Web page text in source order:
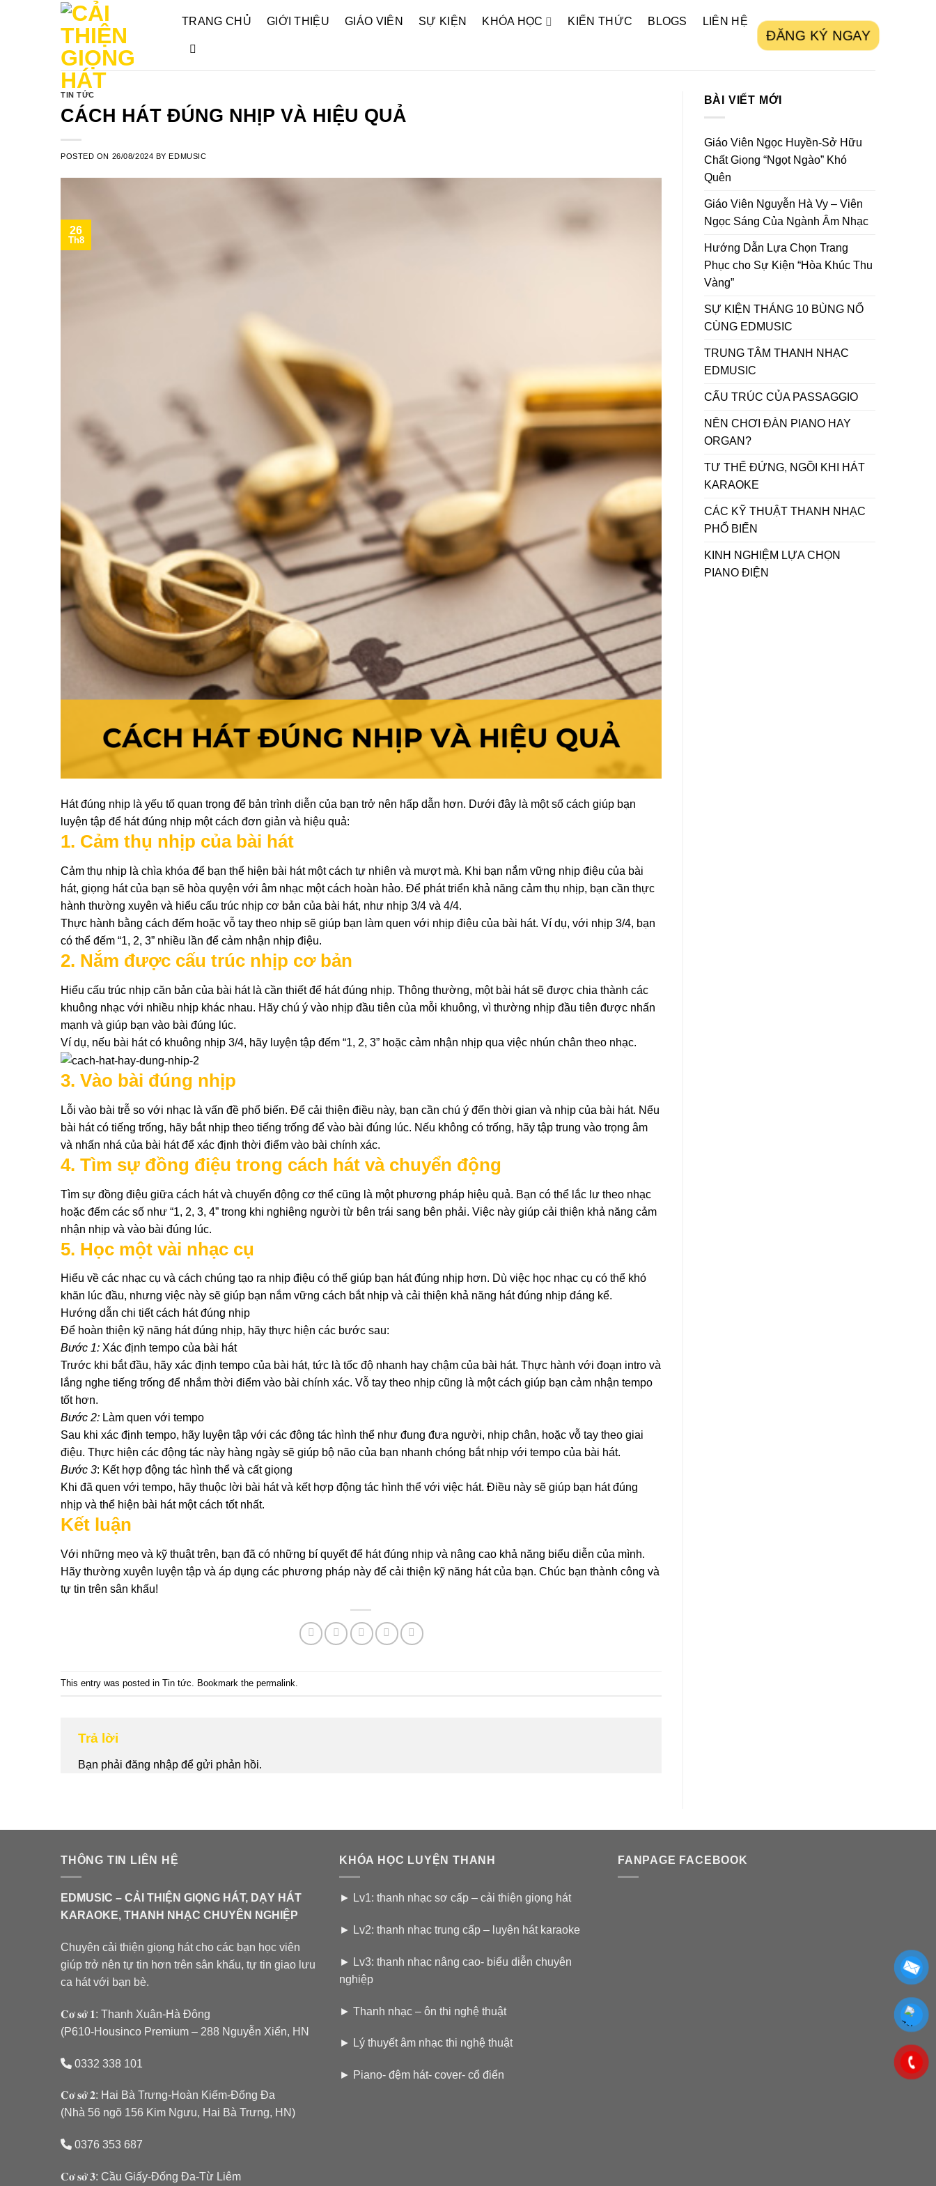
TRANG CHỦ GIỚI THIỆU GIÁO VIÊN SỰ KIỆN KHÓA HỌC KIẾN THỨC BLOGS LIÊN HỆ
ĐĂNG KÝ NGAY
TIN TỨC
CÁCH HÁT ĐÚNG NHỊP VÀ HIỆU QUẢ
POSTED ON 26/08/2024 BYEDMUSIC
26
Th8
Hát đúng nhịp là yếu tố quan trọng để bản trình diễn của bạn trở nên hấp dẫn hơn. Dưới đây là một số cách giúp bạn
luyện tập để hát đúng nhịp một cách đơn giản và hiệu quả:
1. Cảm thụ nhịp của bài hát
Cảm thụ nhịp là chìa khóa để bạn thể hiện bài hát một cách tự nhiên và mượt mà. Khi bạn nắm vững nhịp điệu của bài
hát, giọng hát của bạn sẽ hòa quyện với âm nhạc một cách hoàn hảo. Để phát triển khả năng cảm thụ nhịp, bạn cần thực
hành thường xuyên và hiểu cấu trúc nhịp cơ bản của bài hát, như nhịp 3/4 và 4/4.
Thực hành bằng cách đếm hoặc vỗ tay theo nhịp sẽ giúp bạn làm quen với nhịp điệu của bài hát. Ví dụ, với nhịp 3/4, bạn
có thể đếm “1, 2, 3” nhiều lần để cảm nhận nhịp điệu.
2. Nắm được cấu trúc nhịp cơ bản
Hiểu cấu trúc nhịp căn bản của bài hát là cần thiết để hát đúng nhịp. Thông thường, một bài hát sẽ được chia thành các
khuông nhạc với nhiều nhịp khác nhau. Hãy chú ý vào nhịp đầu tiên của mỗi khuông, vì thường nhịp đầu tiên được nhấn
mạnh và giúp bạn vào bài đúng lúc.
Ví dụ, nếu bài hát có khuông nhịp 3/4, hãy luyện tập đếm “1, 2, 3” hoặc cảm nhận nhịp qua việc nhún chân theo nhạc.
3. Vào bài đúng nhịp
Lỗi vào bài trễ so với nhạc là vấn đề phổ biến. Để cải thiện điều này, bạn cần chú ý đến thời gian và nhịp của bài hát. Nếu
bài hát có tiếng trống, hãy bắt nhịp theo tiếng trống để vào bài đúng lúc. Nếu không có trống, hãy tập trung vào trọng âm
và nhấn nhá của bài hát để xác định thời điểm vào bài chính xác.
4. Tìm sự đồng điệu trong cách hát và chuyển động
Tìm sự đồng điệu giữa cách hát và chuyển động cơ thể cũng là một phương pháp hiệu quả. Bạn có thể lắc lư theo nhạc
hoặc đếm các số như “1, 2, 3, 4” trong khi nghiêng người từ bên trái sang bên phải. Việc này giúp cải thiện khả năng cảm
nhận nhịp và vào bài đúng lúc.
5. Học một vài nhạc cụ
Hiểu về các nhạc cụ và cách chúng tạo ra nhịp điệu có thể giúp bạn hát đúng nhịp hơn. Dù việc học nhạc cụ có thể khó
khăn lúc đầu, nhưng việc này sẽ giúp bạn nắm vững cách bắt nhịp và cải thiện khả năng hát đúng nhịp đáng kể.
Hướng dẫn chi tiết cách hát đúng nhịp
Để hoàn thiện kỹ năng hát đúng nhịp, hãy thực hiện các bước sau:
Bước 1: Xác định tempo của bài hát
Trước khi bắt đầu, hãy xác định tempo của bài hát, tức là tốc độ nhanh hay chậm của bài hát. Thực hành với đoạn intro và
lắng nghe tiếng trống để nhắm thời điểm vào bài chính xác. Vỗ tay theo nhịp cũng là một cách giúp bạn cảm nhận tempo
tốt hơn.
Bước 2: Làm quen với tempo
Sau khi xác định tempo, hãy luyện tập với các động tác hình thể như đung đưa người, nhịp chân, hoặc vỗ tay theo giai
điệu. Thực hiện các động tác này hàng ngày sẽ giúp bộ não của bạn nhanh chóng bắt nhịp với tempo của bài hát.
Bước 3: Kết hợp động tác hình thể và cất giọng
Khi đã quen với tempo, hãy thuộc lời bài hát và kết hợp động tác hình thể với việc hát. Điều này sẽ giúp bạn hát đúng
nhịp và thể hiện bài hát một cách tốt nhất.
Kết luận
Với những mẹo và kỹ thuật trên, bạn đã có những bí quyết để hát đúng nhịp và nâng cao khả năng biểu diễn của mình.
Hãy thường xuyên luyện tập và áp dụng các phương pháp này để cải thiện kỹ năng hát của bạn. Chúc bạn thành công và
tự tin trên sân khấu!
This entry was posted in Tin tức . Bookmark the permalink
Trả lời
Bạn phải đăng nhập để gửi phản hồi.
BÀI VIẾT MỚI
Giáo Viên Ngọc Huyền-Sở Hữu
Chất Giọng “Ngọt Ngào” Khó
Quên
Giáo Viên Nguyễn Hà Vy – Viên
Ngọc Sáng Của Ngành Âm Nhạc
Hướng Dẫn Lựa Chọn Trang
Phục cho Sự Kiện “Hòa Khúc Thu
Vàng”
SỰ KIỆN THÁNG 10 BÙNG NỔ
CÙNG EDMUSIC
TRUNG TÂM THANH NHẠC
EDMUSIC
CẤU TRÚC CỦA PASSAGGIO
NÊN CHƠI ĐÀN PIANO HAY
ORGAN?
TƯ THẾ ĐỨNG, NGỒI KHI HÁT
KARAOKE
CÁC KỸ THUẬT THANH NHẠC
PHỔ BIẾN
KINH NGHIỆM LỰA CHỌN
PIANO ĐIỆN
THÔNG TIN LIÊN HỆ
EDMUSIC – CẢI THIỆN GIỌNG HÁT, DẠY HÁT
KARAOKE, THANH NHẠC CHUYÊN NGHIỆP
Chuyên cải thiện giọng hát cho các bạn học viên
giúp trở nên tự tin hơn trên sân khấu, tự tin giao lưu
ca hát với bạn bè.
𝐂𝐨̛ 𝐬𝐨̛̉ 𝟏: Thanh Xuân-Hà Đông
(P610-Housinco Premium – 288 Nguyễn Xiển, HN
0332 338 101
𝐂𝐨̛ 𝐬𝐨̛̉ 𝟐: Hai Bà Trưng-Hoàn Kiếm-Đống Đa
(Nhà 56 ngõ 156 Kim Ngưu, Hai Bà Trưng, HN)
0376 353 687
𝐂𝐨̛ 𝐬𝐨̛̉ 𝟑: Cầu Giấy-Đống Đa-Từ Liêm
KHÓA HỌC LUYỆN THANH
► Lv1: thanh nhạc sơ cấp – cải thiện giọng hát
► Lv2: thanh nhạc trung cấp – luyện hát karaoke
►
Lv3: thanh nhạc nâng cao- biểu diễn chuyên
nghiệp
► Thanh nhạc – ôn thi nghệ thuật
► Lý thuyết âm nhạc thi nghệ thuật
► Piano- đệm hát- cover- cổ điển
FANPAGE FACEBOOK